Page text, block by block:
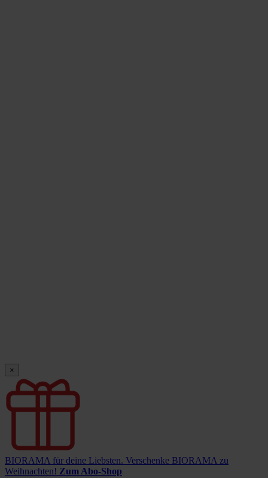
×
BIORAMA für deine Liebsten. Verschenke BIORAMA zu
Weihnachten! Zum Abo-Shop